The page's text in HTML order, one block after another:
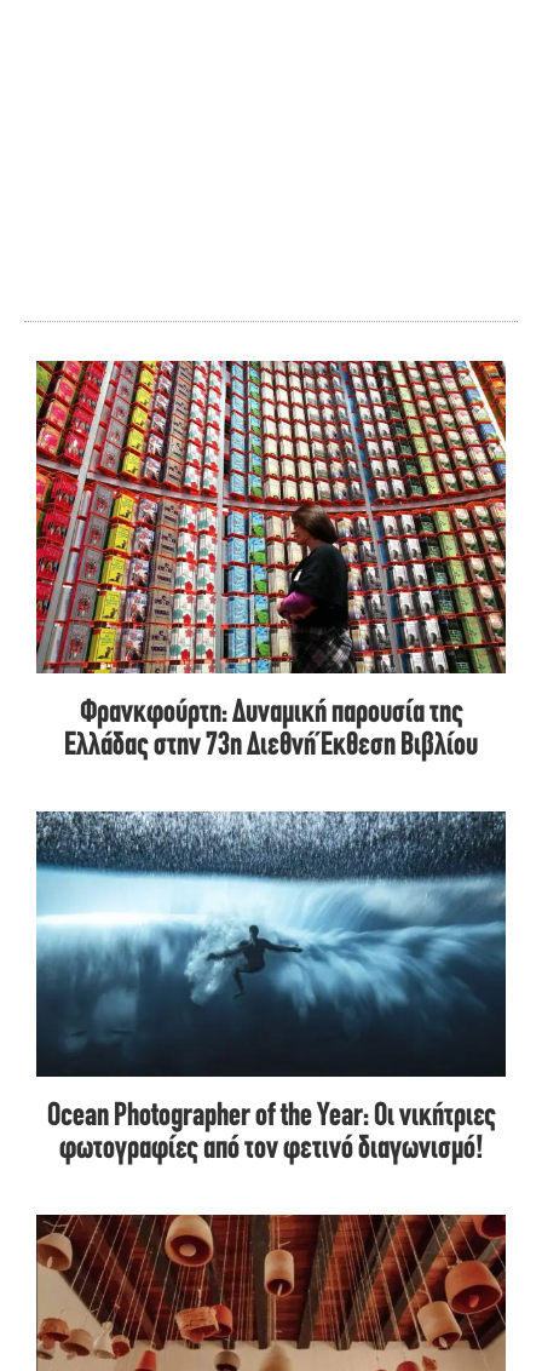
Φρανκφούρτη: Δυναμική παρουσία της
Ελλάδας στην 73η Διεθνή Έκθεση Βιβλίου
Ocean Photographer of the Year: Οι νικήτριες
φωτογραφίες από τον φετινό διαγωνισμό!